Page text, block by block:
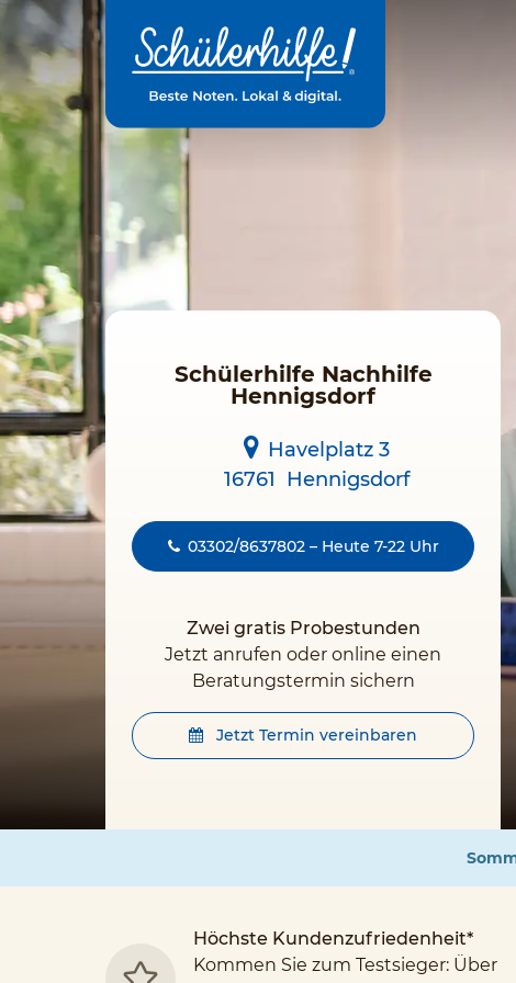
Zum
Hauptinhalt
Schülerhilfe Nachhilfe
Hennigsdorf
Havelplatz 3
16761 Hennigsdorf
Zwei gratis Probestunden
Jetzt anrufen oder online einen
Beratungstermin sichern
03302/8637802 – Heute 7-22 Uhr
Jetzt Termin vereinbaren
Höchste Kundenzufriedenheit*
Kommen Sie zum Testsieger: Über